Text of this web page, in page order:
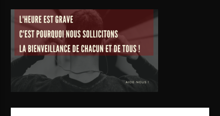
Emission en cours
Playlist
00:00 07:00